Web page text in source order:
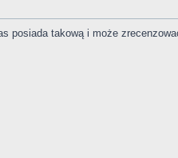
posiada takową i może